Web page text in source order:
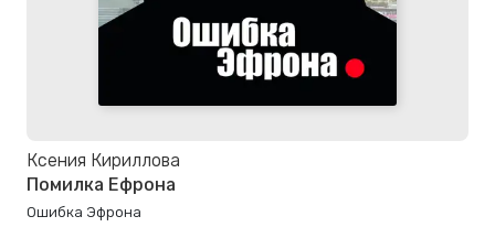
Ксения Кириллова
Помилка Ефрона
Ошибка Эфрона